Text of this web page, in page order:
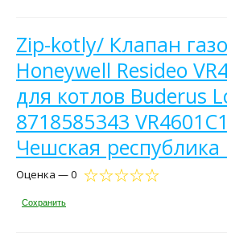
Zip-kotly/ Клапан
Honeywell Resideo
для котлов Buderus
8718585343
Чешская республика
Оценка — 0
Сохранить